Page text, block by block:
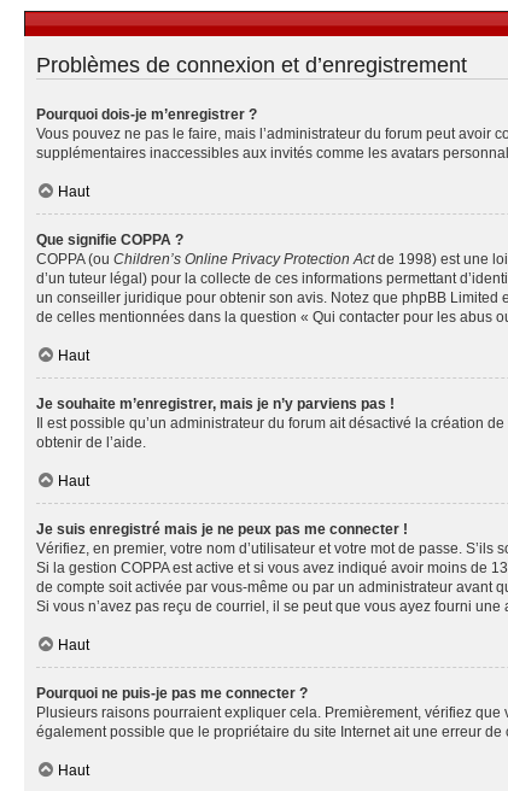
Problèmes de connexion et d’enregistrement
Pourquoi dois-je m’enregistrer ?
Vous pouvez ne pas le faire, mais l’administrateur du forum peut avoir
supplémentaires inaccessibles aux invités comme les avatars
Haut
Que signifie COPPA ?
COPPA (ou Children’s Online Privacy Protection Actde 1998) est une
d’un tuteur légal) pour la collecte de ces informations permettant
un conseiller juridique pour obtenir son avis. Notez que phpBB Limited
de celles mentionnées dans la question « Qui contacter pour les abus
Haut
Je souhaite m’enregistrer, mais je n’y parviens pas !
Il est possible qu’un administrateur du forum ait désactivé la création
obtenir de l’aide.
Haut
Je suis enregistré mais je ne peux pas me connecter !
Vérifiez, en premier, votre nom d’utilisateur et votre mot de passe. S’ils
Si la gestion COPPA est active et si vous avez indiqué avoir moins de
de compte soit activée par vous-même ou par un administrateur avant
Si vous n’avez pas reçu de courriel, il se peut que vous ayez fourni
Haut
Pourquoi ne puis-je pas me connecter ?
Plusieurs raisons pourraient expliquer cela. Premièrement, vérifiez que
également possible que le propriétaire du site Internet ait une erreur
Haut